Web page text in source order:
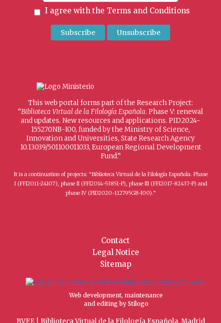
I agree with the Terms and Conditions
This web portal forms part of the Research Project:
“Biblioteca Virtual de la Filología Española. Phase V: renewal
and updates. New resources and applications. PID2024-
155270NB-I00, funded by the Ministry of Science,
Innovation and Universities, State Research Agency
10.13039/501100011033, European Regional Development
Fund.”
It is a continuation of projects: “Biblioteca Virtual de la Filología Española. Phase
I (FFI2011-24107), phase II (FFI2014-53851-P), phase III (FFI2017-82437-P) and
phase IV (PID2020-112795GB-I00).”
Contact
Legal Notice
Sitemap
Web development, maintenance
and editing by Stílogo
BVFE | Biblioteca Virtual de la Filología Española, Madrid